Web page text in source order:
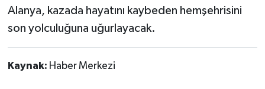
Alanya, kazada hayatını kaybeden hemşehrisini
son yolculuğuna uğurlayacak.
Kaynak: Haber Merkezi